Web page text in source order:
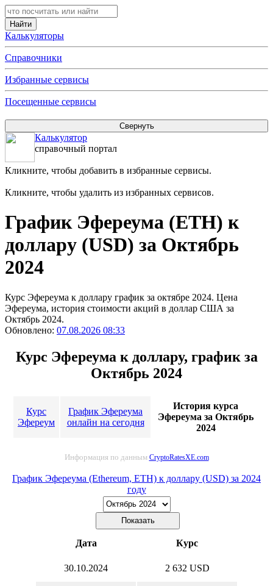
Калькуляторы
Справочники
Избранные сервисы
Посещенные сервисы
Калькулятор
справочный портал
Кликните, чтобы добавить в избранные сервисы.
Кликните, чтобы удалить из избранных сервисов.
График Эфереума (ETH) к
доллару (USD) за Октябрь
2024
Курс Эфереума к доллару график за октябре 2024. Цена
Эфереума, история стоимости акций в доллар США за
Октябрь 2024.
Обновлено: 07.08.2026 08:33
Курс Эфереума к доллару, график за
Октябрь 2024
Курс
Эфереум
График Эфереума
онлайн на сегодня
История курса
Эфереума за Октябрь
2024
Информация по данным CryptoRatesXE.com
График Эфереума (Ethereum, ETH) к доллару (USD) за 2024
году
Дата Курс
30.10.2024 2 632 USD